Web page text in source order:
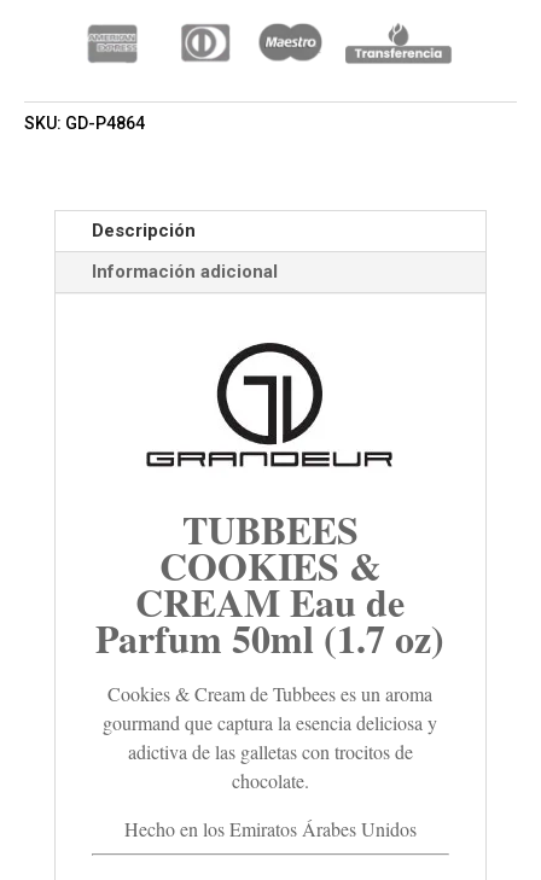
(MUJER)
CANTIDAD
SKU: GD-P4864
Descripción
Información adicional
TUBBEES
COOKIES &
CREAM Eau de
Parfum 50ml (1.7 oz)
Cookies & Cream de Tubbees es un aroma
gourmand que captura la esencia deliciosa y
adictiva de las galletas con trocitos de
chocolate.
Hecho en los Emiratos Árabes Unidos